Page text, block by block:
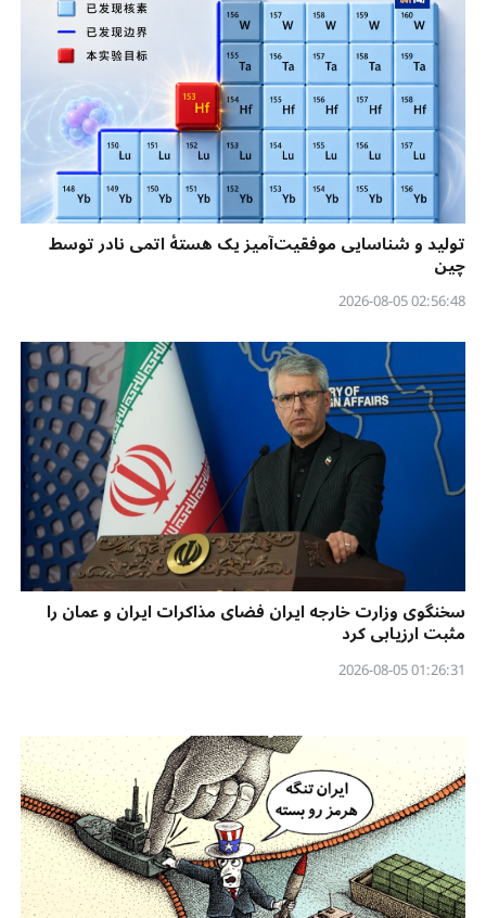
تولید و شناسایی موفقیت‌آمیز یک هستهٔ اتمی نادر توسط
چین
02:56:48 2026-08-05
سخنگوی وزارت خارجه ایران فضای مذاکرات ایران و عمان را
مثبت ارزیابی کرد
01:26:31 2026-08-05